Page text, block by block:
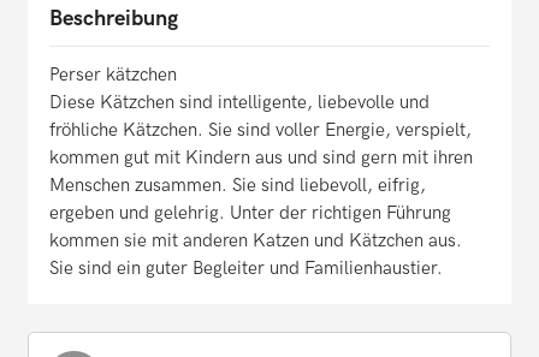
Beschreibung
Perser kätzchen
Diese Kätzchen sind intelligente, liebevolle und
fröhliche Kätzchen. Sie sind voller Energie, verspielt,
kommen gut mit Kindern aus und sind gern mit ihren
Menschen zusammen. Sie sind liebevoll, eifrig,
ergeben und gelehrig. Unter der richtigen Führung
kommen sie mit anderen Katzen und Kätzchen aus.
Sie sind ein guter Begleiter und Familienhaustier.